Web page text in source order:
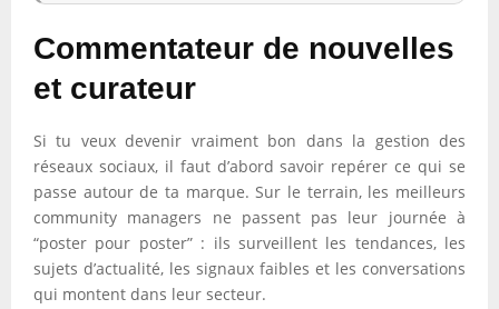
Commentateur de nouvelles
et curateur
Si tu veux devenir vraiment bon dans la gestion des
réseaux sociaux, il faut d’abord savoir repérer ce qui se
passe autour de ta marque. Sur le terrain, les meilleurs
community managers ne passent pas leur journée à
“poster pour poster” : ils surveillent les tendances, les
sujets d’actualité, les signaux faibles et les conversations
qui montent dans leur secteur.